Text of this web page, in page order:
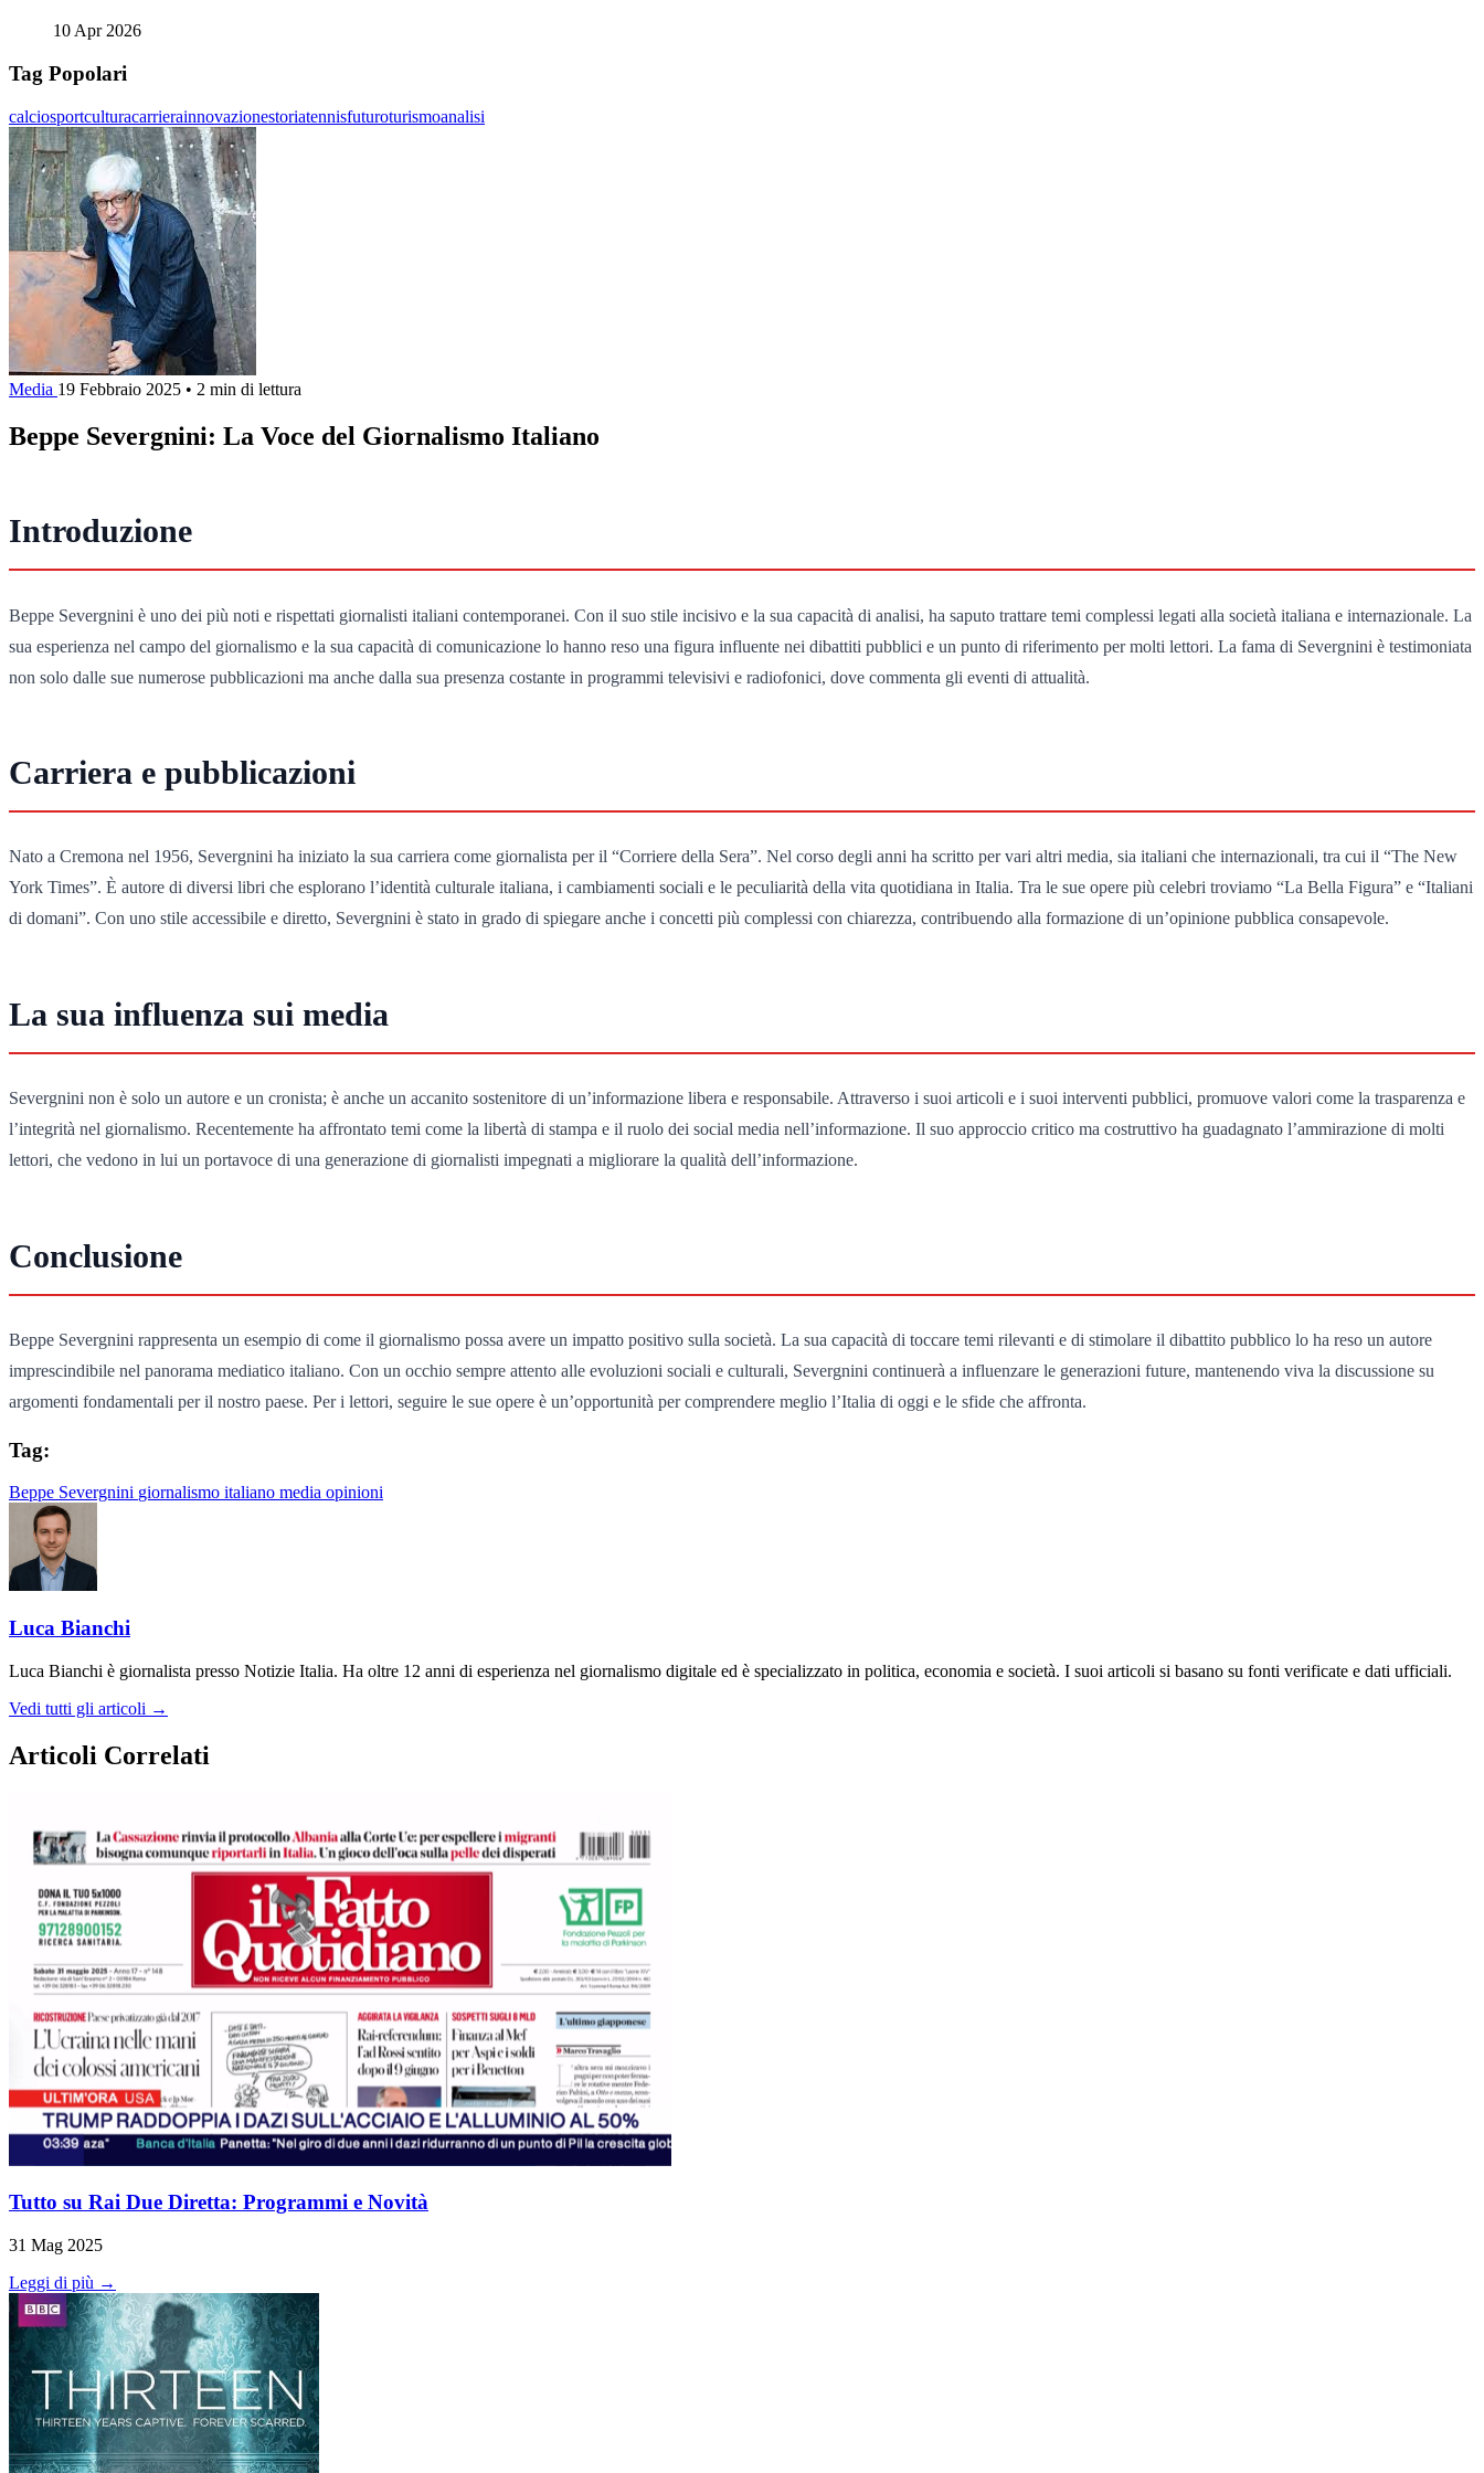
10 Apr 2026
Tag Popolari
calciosportculturacarrierainnovazionestoriatennisfuturoturismoanalisi
Media 19 Febbraio 2025 • 2 min di lettura
Beppe Severgnini: La Voce del Giornalismo Italiano
Introduzione
Beppe Severgnini è uno dei più noti e rispettati giornalisti italiani contemporanei. Con il suo stile incisivo e la sua capacità di analisi, ha saputo trattare temi complessi legati alla società italiana e internazionale. La
sua esperienza nel campo del giornalismo e la sua capacità di comunicazione lo hanno reso una figura influente nei dibattiti pubblici e un punto di riferimento per molti lettori. La fama di Severgnini è testimoniata
non solo dalle sue numerose pubblicazioni ma anche dalla sua presenza costante in programmi televisivi e radiofonici, dove commenta gli eventi di attualità.
Carriera e pubblicazioni
Nato a Cremona nel 1956, Severgnini ha iniziato la sua carriera come giornalista per il “Corriere della Sera”. Nel corso degli anni ha scritto per vari altri media, sia italiani che internazionali, tra cui il “The New
York Times”. È autore di diversi libri che esplorano l’identità culturale italiana, i cambiamenti sociali e le peculiarità della vita quotidiana in Italia. Tra le sue opere più celebri troviamo “La Bella Figura” e “Italiani
di domani”. Con uno stile accessibile e diretto, Severgnini è stato in grado di spiegare anche i concetti più complessi con chiarezza, contribuendo alla formazione di un’opinione pubblica consapevole.
La sua influenza sui media
Severgnini non è solo un autore e un cronista; è anche un accanito sostenitore di un’informazione libera e responsabile. Attraverso i suoi articoli e i suoi interventi pubblici, promuove valori come la trasparenza e
l’integrità nel giornalismo. Recentemente ha affrontato temi come la libertà di stampa e il ruolo dei social media nell’informazione. Il suo approccio critico ma costruttivo ha guadagnato l’ammirazione di molti
lettori, che vedono in lui un portavoce di una generazione di giornalisti impegnati a migliorare la qualità dell’informazione.
Conclusione
Beppe Severgnini rappresenta un esempio di come il giornalismo possa avere un impatto positivo sulla società. La sua capacità di toccare temi rilevanti e di stimolare il dibattito pubblico lo ha reso un autore
imprescindibile nel panorama mediatico italiano. Con un occhio sempre attento alle evoluzioni sociali e culturali, Severgnini continuerà a influenzare le generazioni future, mantenendo viva la discussione su
argomenti fondamentali per il nostro paese. Per i lettori, seguire le sue opere è un’opportunità per comprendere meglio l’Italia di oggi e le sfide che affronta.
Tag:
Beppe Severgnini giornalismo italiano media opinioni
Luca Bianchi
Luca Bianchi è giornalista presso Notizie Italia. Ha oltre 12 anni di esperienza nel giornalismo digitale ed è specializzato in politica, economia e società. I suoi articoli si basano su fonti verificate e dati ufficiali.
Vedi tutti gli articoli →
Articoli Correlati
Tutto su Rai Due Diretta: Programmi e Novità
31 Mag 2025
Leggi di più →